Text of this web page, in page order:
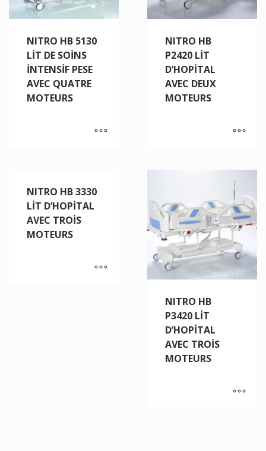
NITRO HB 5130
LİT DE SOİNS
İNTENSİF PESE
AVEC QUATRE
MOTEURS
NITRO HB
P2420 LİT
D’HOPİTAL
AVEC DEUX
MOTEURS
NITRO HB 3330
LİT D’HOPİTAL
AVEC TROİS
MOTEURS
NITRO HB
P3420 LİT
D’HOPİTAL
AVEC TROİS
MOTEURS